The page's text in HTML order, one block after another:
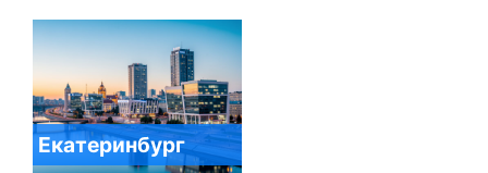
Екатеринбург